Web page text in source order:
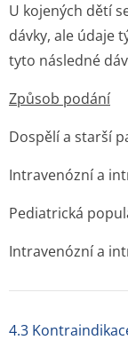
U kojených dětí
dávky, ale údaje
tyto následné
Způsob podání
Dospělí a starší
Intravenózní a
Pediatrická
Intravenózní a
4.3